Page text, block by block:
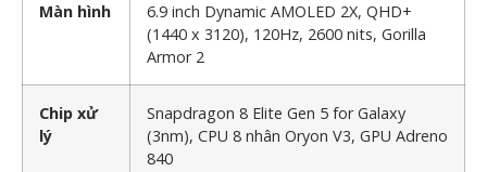
Màn hình
6.9 inch Dynamic AMOLED 2X, QHD+
(1440 x 3120), 120Hz, 2600 nits, Gorilla
Armor 2
Chip xử
lý
Snapdragon 8 Elite Gen 5 for Galaxy
(3nm), CPU 8 nhân Oryon V3, GPU Adreno
840